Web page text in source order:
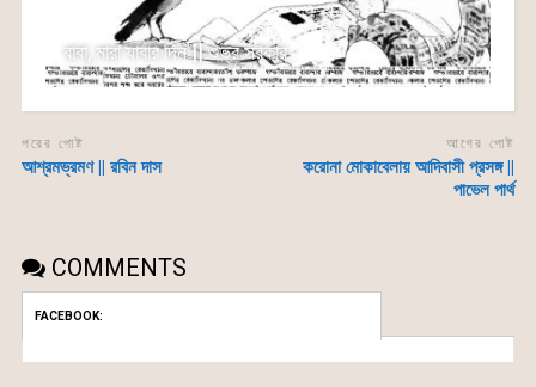
বাবা, মারা যাবার দিন || শুভ্র সরকার
পরের পোষ্ট
আশ্রমভ্রমণ || রবিন দাস
আগের পোষ্ট
করোনা মোকাবেলায় আদিবাসী প্রসঙ্গ ||
পাভেল পার্থ
COMMENTS
FACEBOOK: